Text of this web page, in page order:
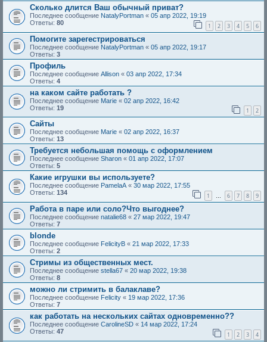
Сколько длится Ваш обычный приват?
Последнее сообщение NatalyPortman « 05 апр 2022, 19:19
Ответы: 80 1 2 3 4 5 6
Помогите зарегестрироваться
Последнее сообщение NatalyPortman « 05 апр 2022, 19:17
Ответы: 3
Профиль
Последнее сообщение Allison « 03 апр 2022, 17:34
Ответы: 4
на каком сайте работать ?
Последнее сообщение Marie « 02 апр 2022, 16:42
Ответы: 19 1 2
Сайты
Последнее сообщение Marie « 02 апр 2022, 16:37
Ответы: 13
Требуется небольшая помощь с оформлением
Последнее сообщение Sharon « 01 апр 2022, 17:07
Ответы: 5
Какие игрушки вы используете?
Последнее сообщение PamelaA « 30 мар 2022, 17:55
Ответы: 134 1 … 6 7 8 9
Работа в паре или соло?Что выгоднее?
Последнее сообщение natalie68 « 27 мар 2022, 19:47
Ответы: 7
blonde
Последнее сообщение FelicityB « 21 мар 2022, 17:33
Ответы: 2
Стримы из общественных мест.
Последнее сообщение stella67 « 20 мар 2022, 19:38
Ответы: 8
можно ли стримить в балаклаве?
Последнее сообщение Felicity « 19 мар 2022, 17:36
Ответы: 7
как работать на нескольких сайтах одновременно??
Последнее сообщение CarolineSD « 14 мар 2022, 17:24
Ответы: 47 1 2 3 4